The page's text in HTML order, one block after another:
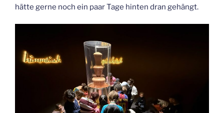
hätte gerne noch ein paar Tage hinten dran gehängt.